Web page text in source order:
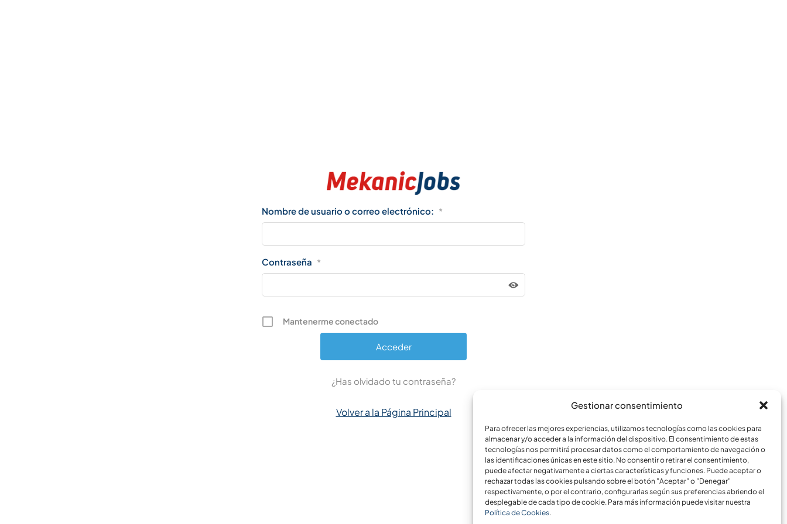
Gestionar consentimiento
Para ofrecer las mejores experiencias, utilizamos tecnologías como las cookies para
almacenar y/o acceder a la información del dispositivo. El consentimiento de estas
tecnologías nos permitirá procesar datos como el comportamiento de navegación o
las identificaciones únicas en este sitio. No consentir o retirar el consentimiento,
puede afectar negativamente a ciertas características y funciones. Puede aceptar o
rechazar todas las cookies pulsando sobre el botón "Aceptar" o "Denegar"
respectivamente, o por el contrario, configurarlas según sus preferencias abriendo el
desplegable de cada tipo de cookie. Para más información puede visitar nuestra
Política de Cookies.
Nombre de usuario o correo electrónico: *
Contraseña *
Mantenerme conectado
¿Has olvidado tu contraseña?
Volver a la Página Principal